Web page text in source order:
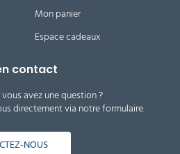
Mon panier
Espace cadeaux
contact
avez une question ?
directement via notre formulaire.
NOUS